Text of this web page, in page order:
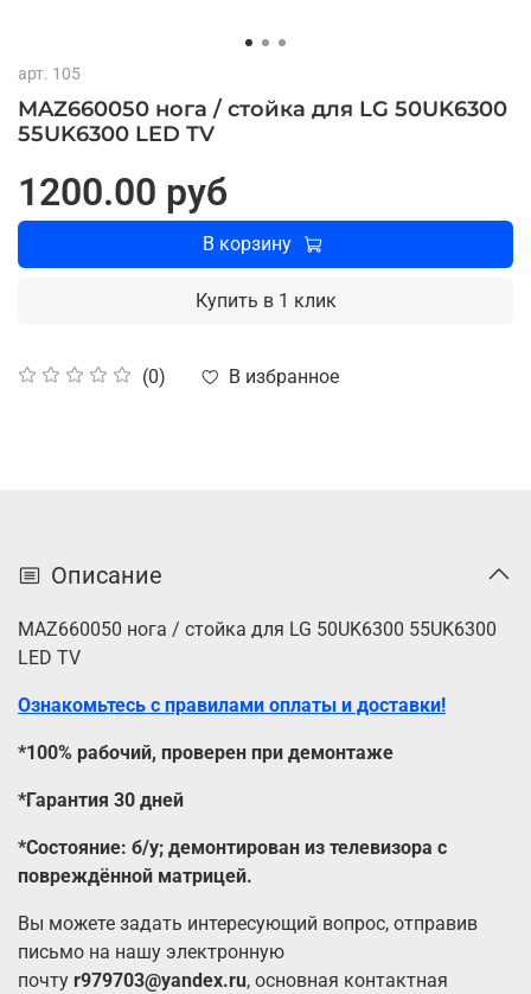
арт. 105
MAZ660050 нога / стойка для LG ​​50UK6300
55UK6300 LED TV
(0) В избранное
1200.00 руб
В корзину
Купить в 1 клик
Описание
MAZ660050 нога / стойка для LG ​​50UK6300 55UK6300
LED TV
Ознакомьтесь с правилами оплаты и доставки!
*100% рабочий, проверен при демонтаже
*Гарантия 30 дней
*Состояние: б/у; демонтирован из телевизора с
повреждённой матрицей.
Вы можете задать интересующий вопрос, отправив
письмо на нашу электронную
почту r979703@yandex.ru, основная контактная